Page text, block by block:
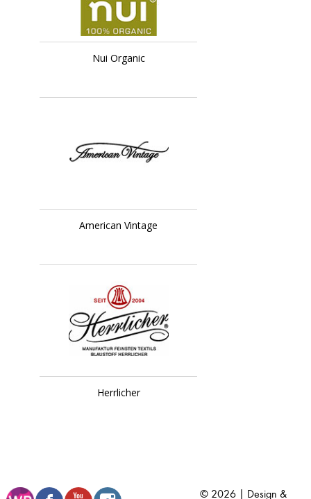
Nui Organic
American Vintage
Herrlicher
© 2026 | Design &